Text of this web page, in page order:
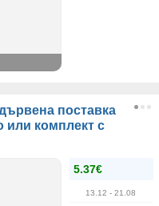
поставка
или комплект с
5.37€
13.12 - 21.08